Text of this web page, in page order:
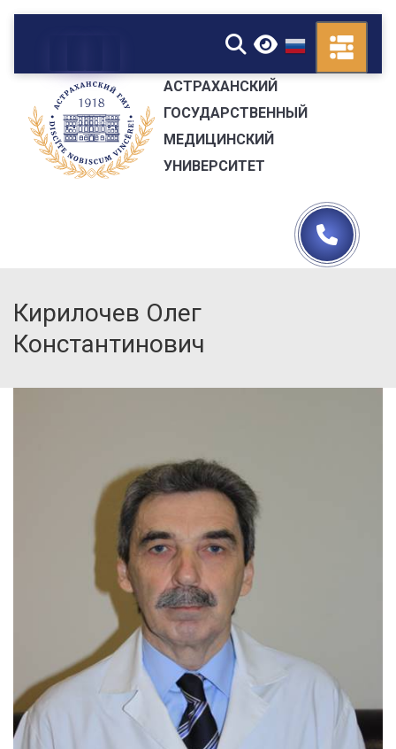
▼
АСТРАХАНСКИЙ
ГОСУДАРСТВЕННЫЙ
МЕДИЦИНСКИЙ
УНИВЕРСИТЕТ
Кирилочев Олег
Константинович